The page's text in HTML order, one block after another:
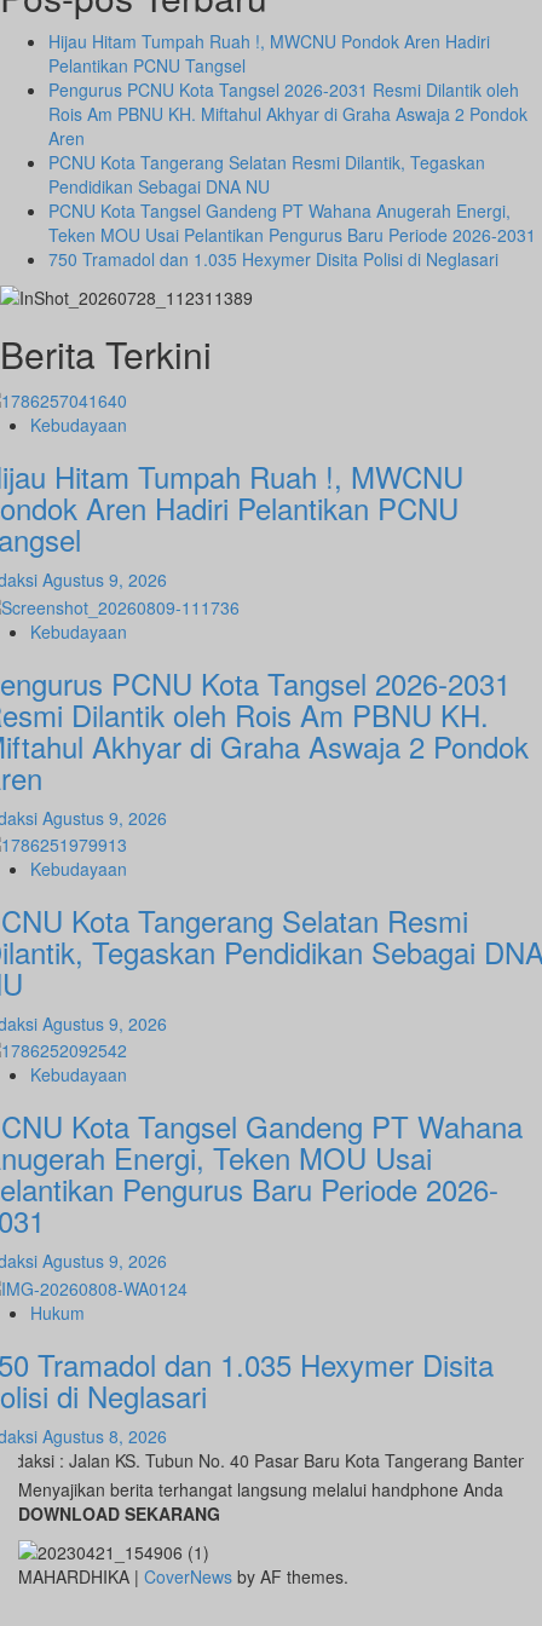
Hijau Hitam Tumpah Ruah !, MWCNU Pondok Aren Hadiri
Pelantikan PCNU Tangsel
Pengurus PCNU Kota Tangsel 2026-2031 Resmi Dilantik oleh
Rois Am PBNU KH. Miftahul Akhyar di Graha Aswaja 2 Pondok
Aren
PCNU Kota Tangerang Selatan Resmi Dilantik, Tegaskan
Pendidikan Sebagai DNA NU
PCNU Kota Tangsel Gandeng PT Wahana Anugerah Energi,
Teken MOU Usai Pelantikan Pengurus Baru Periode 2026-2031
750 Tramadol dan 1.035 Hexymer Disita Polisi di Neglasari
Berita Terkini
Kebudayaan
Hitam Tumpah Ruah !, MWCNU
Aren Hadiri Pelantikan PCNU
Agustus 9, 2026
Kebudayaan
PCNU Kota Tangsel 2026-2031
Dilantik oleh Rois Am PBNU KH.
Akhyar di Graha Aswaja 2 Pondok
Agustus 9, 2026
Kebudayaan
Kota Tangerang Selatan Resmi
Tegaskan Pendidikan Sebagai
Agustus 9, 2026
Kebudayaan
Kota Tangsel Gandeng PT Wahana
Energi, Teken MOU Usai
Pengurus Baru Periode 2026-
Agustus 9, 2026
Hukum
Tramadol dan 1.035 Hexymer Disita
di Neglasari
Agustus 8, 2026
: Jalan KS. Tubun No. 40 Pasar Baru Kota Tangerang Banten
Menyajikan berita terhangat langsung melalui handphone Anda
DOWNLOAD SEKARANG
MAHARDHIKA | CoverNews by AF themes.